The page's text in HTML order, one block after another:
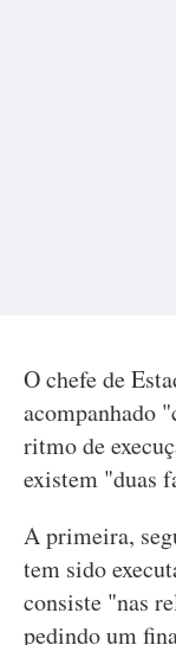
O chefe de
acompanhado
ritmo de
existem "duas
A primeira,
tem sido
consiste "nas
pedindo um